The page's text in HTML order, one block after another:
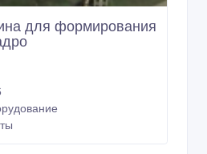
для формирования